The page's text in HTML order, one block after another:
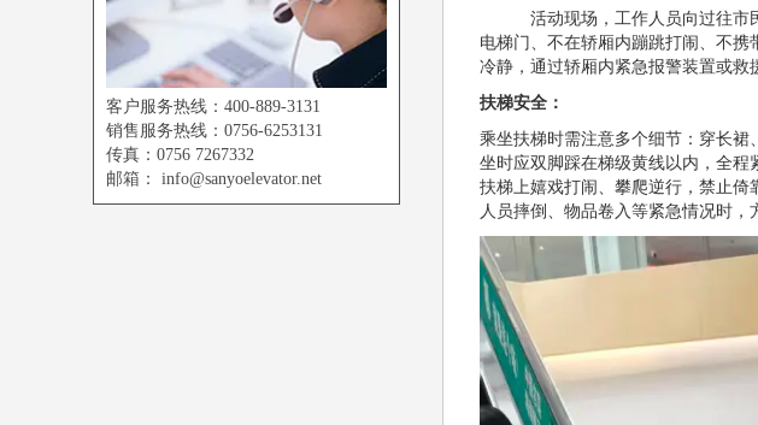
客户服务热线：400-889-3131
销售服务热线：0756-6253131
传真：0756 7267332
邮箱：
info@sanyoelevator.net
活动现场，工作人员向过往市
电梯门、不在轿厢内蹦跳打闹、不
冷静，通过轿厢内紧急报警装置或救
扶梯安全：
乘坐扶梯时需注意多个细节：穿长
坐时应双脚踩在梯级黄线以内，全
扶梯上嬉戏打闹、攀爬逆行，禁止
人员摔倒、物品卷入等紧急情况时，